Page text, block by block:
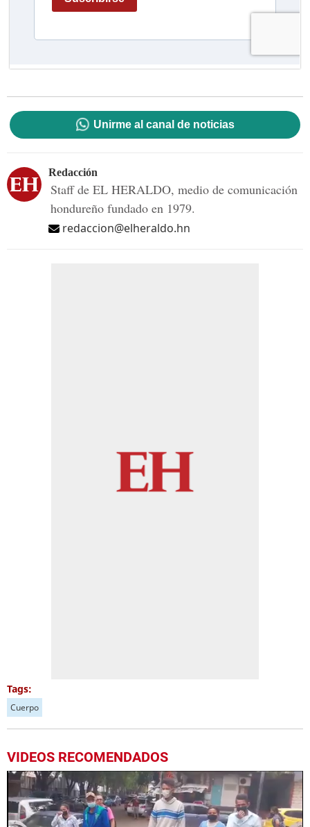
Unirme al canal de noticias
Redacción
Staff de EL HERALDO, medio de comunicación
hondureño fundado en 1979.
redaccion@elheraldo.hn
Tags:
Cuerpo
VIDEOS RECOMENDADOS